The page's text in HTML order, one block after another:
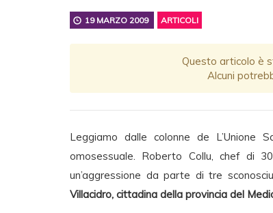
19 MARZO 2009 ARTICOLI
Questo articolo è
Alcuni
Leggiamo dalle colonne de L’Unione
omosessuale. Roberto Collu, chef di
un’aggressione da parte di tre
Villacidro, cittadina della provincia del